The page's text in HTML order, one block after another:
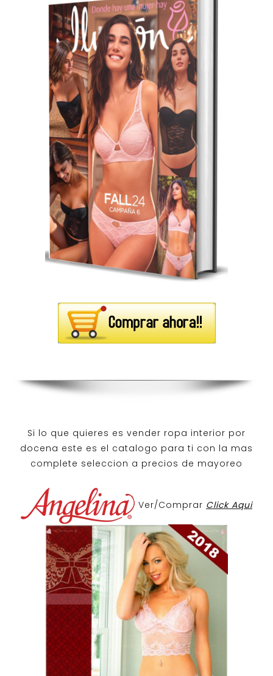
Si lo que quieres es vender ropa interior por
docena este es el catalogo para ti con la mas
complete seleccion a precios de mayoreo
Ver/Comprar Click Aqui